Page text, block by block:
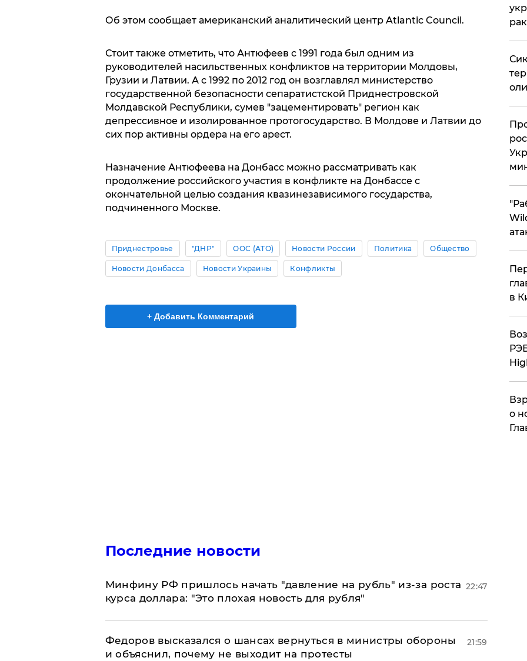
Об этом сообщает американский аналитический центр Atlantic Council.
Стоит также отметить, что Антюфеев с 1991 года был одним из
руководителей насильственных конфликтов на территории Молдовы,
Грузии и Латвии. А с 1992 по 2012 год он возглавлял министерство
государственной безопасности сепаратистской Приднестровской
Молдавской Республики, сумев "зацементировать" регион как
депрессивное и изолированное протогосударство. В Молдове и Латвии до
сих пор активны ордера на его арест.
Назначение Антюфеева на Донбасс можно рассматривать как
продолжение российского участия в конфликте на Донбассе с
окончательной целью создания квазинезависимого государства,
подчиненного Москве.
Приднестровье "ДНР" ООС (АТО) Новости России Политика Общество
Новости Донбасса Новости Украины Конфликты
+ Добавить Комментарий
Последние новости
Минфину РФ пришлось начать "давление на рубль" из-за роста
курса доллара: "Это плохая новость для рубля"
22:47
Федоров высказался о шансах вернуться в министры обороны
и объяснил, почему не выходит на протесты
21:59
в
о